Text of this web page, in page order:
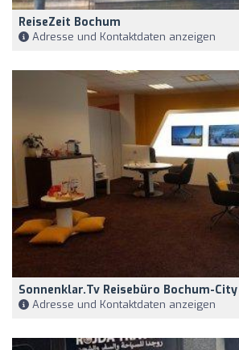
ReiseZeit Bochum
Adresse und Kontaktdaten anzeigen
Sonnenklar.tv Reisebüro Bochum-City
Adresse und Kontaktdaten anzeigen